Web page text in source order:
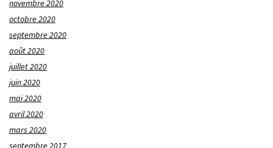
novembre 2020
octobre 2020
septembre 2020
août 2020
juillet 2020
juin 2020
mai 2020
avril 2020
mars 2020
septembre 2017